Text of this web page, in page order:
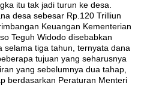
itu tak jadi turun ke desa.
desa sebesar Rp.120 Trilliun
Keuangan Kementerian
Teguh Widodo disebabkan
selama tiga tahun, ternyata dana
tujuan yang seharusnya
yang sebelumnya dua tahap,
berdasarkan Peraturan Menteri